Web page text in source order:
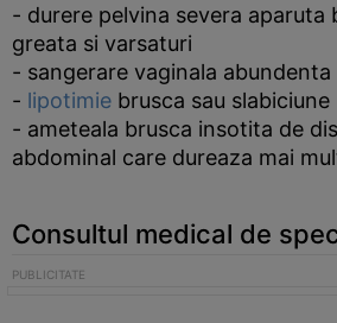
- durere pelvina severa aparuta
greata si varsaturi
- sangerare vaginala abundenta
- lipotimie brusca sau slabiciune
- ameteala brusca insotita de
abdominal care dureaza mai
Consultul medical de